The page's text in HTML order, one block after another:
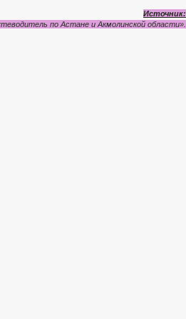
Источник:
по Астане и Акмолинской области».